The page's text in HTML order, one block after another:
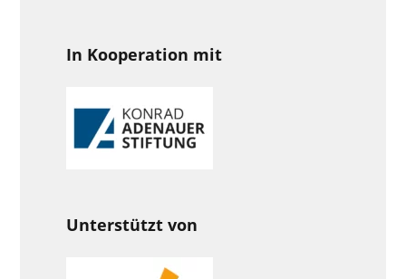
In Kooperation mit
Unterstützt von